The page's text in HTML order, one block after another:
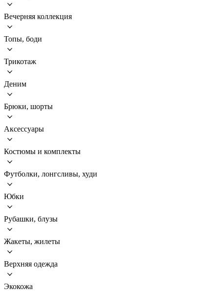
Вечерняя коллекция
Топы, боди
Трикотаж
Деним
Брюки, шорты
Аксессуары
Костюмы и комплекты
Футболки, лонгсливы, худи
Юбки
Рубашки, блузы
Жакеты, жилеты
Верхняя одежда
Экокожа